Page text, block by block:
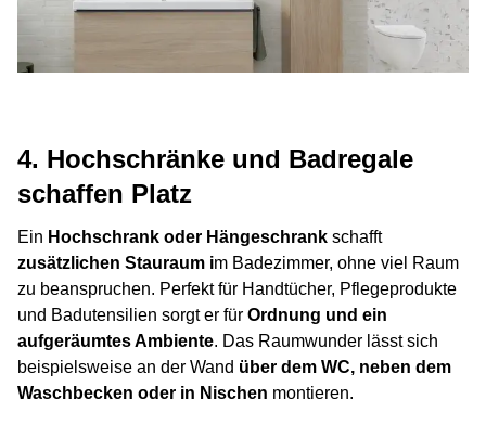
4. Hochschränke und Badregale
schaffen Platz
Ein Hochschrank oder Hängeschrank schafft
zusätzlichen Stauraum im Badezimmer, ohne viel Raum
zu beanspruchen. Perfekt für Handtücher, Pflegeprodukte
und Badutensilien sorgt er für Ordnung und ein
aufgeräumtes Ambiente. Das Raumwunder lässt sich
beispielsweise an der Wand über dem WC, neben dem
Waschbecken oder in Nischen montieren.